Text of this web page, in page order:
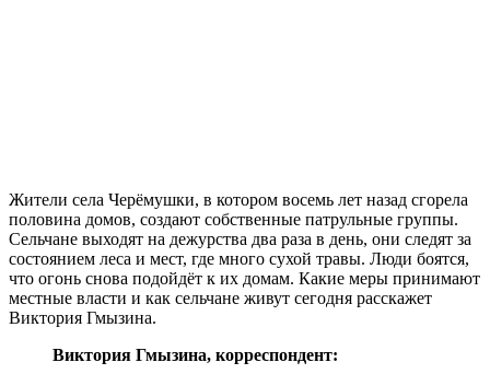
Жители села Черёмушки, в котором восемь лет назад сгорела
половина домов, создают собственные патрульные группы.
Сельчане выходят на дежурства два раза в день, они следят за
состоянием леса и мест, где много сухой травы. Люди боятся,
что огонь снова подойдёт к их домам. Какие меры принимают
местные власти и как сельчане живут сегодня расскажет
Виктория Гмызина.
Виктория Гмызина, корреспондент: